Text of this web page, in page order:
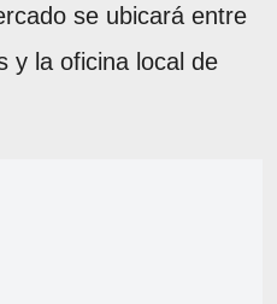
se ubicará entre
y la oficina local de